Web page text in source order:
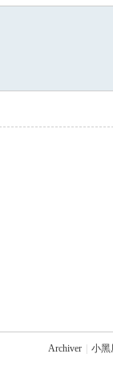
Archiver 小黑